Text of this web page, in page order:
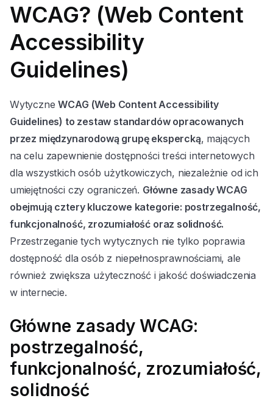
WCAG? (Web Content
Accessibility
Guidelines)
WytyczneWCAG (Web Content Accessibility
Guidelines) to zestaw standardów opracowanych
przez międzynarodową grupę ekspercką, mających
na celu zapewnienie dostępności treści internetowych
dla wszystkich osób użytkowiczych, niezależnie od ich
umiejętności czy ograniczeń. Główne zasady WCAG
obejmują cztery kluczowe kategorie: postrzegalność,
funkcjonalność, zrozumiałość oraz solidność.
Przestrzeganie tych wytycznych nie tylko poprawia
dostępność dla osób z niepełnosprawnościami, ale
również zwiększa użyteczność i jakość doświadczenia
w internecie.
Główne zasady WCAG:
postrzegalność,
funkcjonalność, zrozumiałość,
solidność